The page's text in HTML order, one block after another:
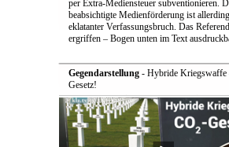
per Extra-Mediensteuer subventionieren.
beabsichtigte Medienförderung ist
eklatanter Verfassungsbruch. Das
ergriffen – Bogen unten im Text
Gegendarstellung- Hybride Kriegswaffe
Gesetz!